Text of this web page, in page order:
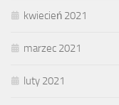
kwiecień 2021
marzec 2021
luty 2021